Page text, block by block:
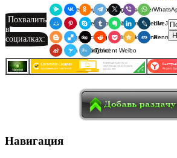
Похвалить
в
социалках:
Я.Мессенджер
ВКонтакте
Одноклассники
Telegram
X Viber
Мой МирPinterest
SkypeTumblrEvernote
BloggerDelicious
Digg redditPocket
Sina Weibo
SurfingbirdTencent Weibo
Навигация